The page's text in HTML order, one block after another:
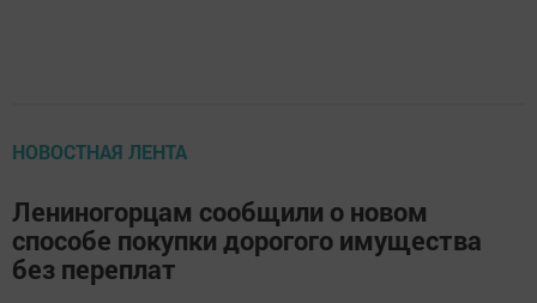
НОВОСТНАЯ ЛЕНТА
Лениногорцам сообщили о новом
способе покупки дорогого имущества
без переплат